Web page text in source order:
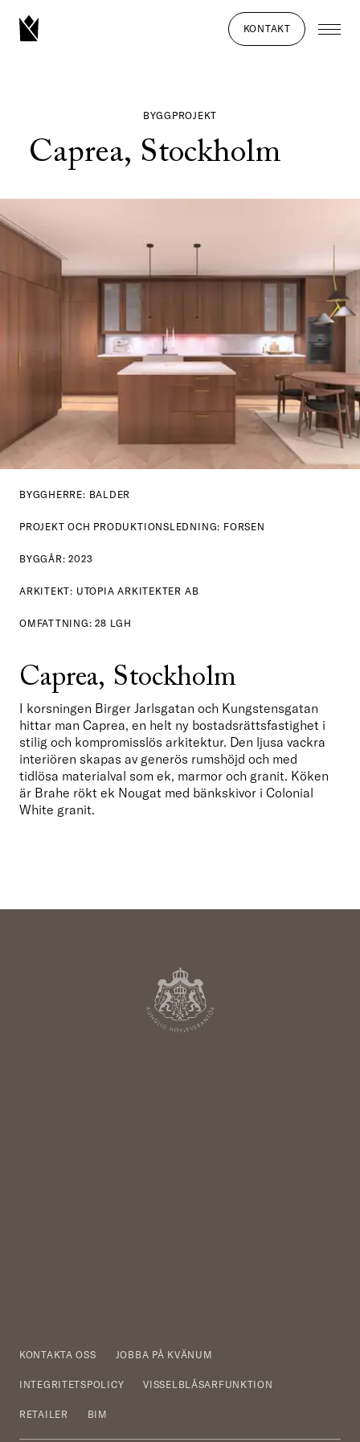
KONTAKT
BYGGPROJEKT
Caprea, Stockholm
BYGGHERRE: BALDER
PROJEKT OCH PRODUKTIONSLEDNING: FORSEN
BYGGÅR: 2023
ARKITEKT: UTOPIA ARKITEKTER AB
OMFATTNING: 28 LGH
Caprea, Stockholm
I korsningen Birger Jarlsgatan och Kungstensgatan
hittar man Caprea, en helt ny bostadsrättsfastighet i
stilig och kompromisslös arkitektur. Den ljusa vackra
interiören skapas av generös rumshöjd och med
tidlösa materialval som ek, marmor och granit. Köken
är Brahe rökt ek Nougat med bänkskivor i Colonial
White granit.
KONTAKTA OSS JOBBA PÅ KVÄNUM
INTEGRITETSPOLICY VISSELBLÅSARFUNKTION
RETAILER BIM